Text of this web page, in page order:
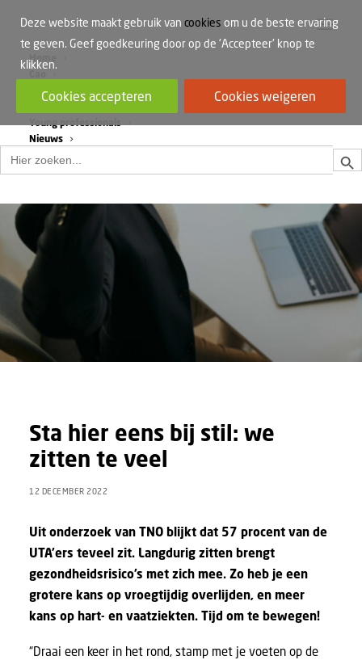
Home
Werkdruk
Vrouwen in de bouw
Young professionals
Nieuws
Zoek
naar:
Sta hier eens bij stil: we
zitten te veel
12 DECEMBER 2022
Uit onderzoek van TNO blijkt dat 57 procent van de
UTA’ers teveel zit. Langdurig zitten brengt
gezondheidsrisico’s met zich mee. Zo heb je een
grotere kans op vroegtijdig overlijden, en meer
kans op hart- en vaatziekten. Tijd om te bewegen!
“Draai een keer in het rond, stamp met je voeten op de
Deze website maakt gebruik van cookies om u de beste ervaring
te geven. Geef goedkeuring door op de 'Accepteer' knop te
klikken.
Cookies accepteren Cookies weigeren